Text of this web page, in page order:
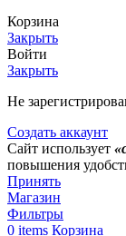
Корзина
Закрыть
Войти
Закрыть
Не
Создать аккаунт
Сайт использует
повышения
Принять
Магазин
Фильтры
0 items Корзина